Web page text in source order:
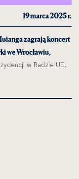
19 marca 2025 r.
zagrają koncert
we Wrocławiu,
w Radzie UE.